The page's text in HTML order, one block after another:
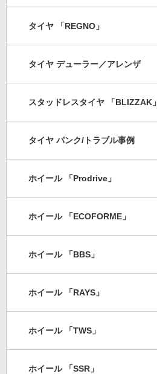
タイヤ 「REGNO」
タイヤ デューラー／アレンザ
スタッドレスタイヤ 「BLIZZAK」
タイヤ パンク/トラブル事例
ホイール 「Prodrive」
ホイール 「ECOFORME」
ホイール 「BBS」
ホイール 「RAYS」
ホイール 「TWS」
ホイール 「SSR」